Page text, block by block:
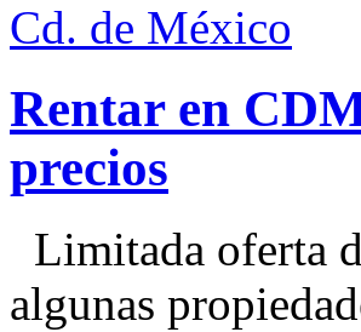
Cd. de México
Rentar en
precios
Limitada oferta
algunas